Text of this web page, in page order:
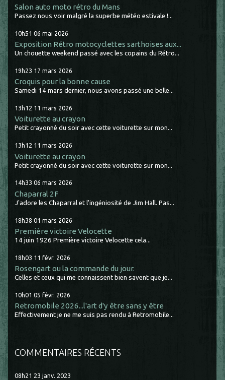
Salon auto moto rétro du Mans
Passez nous voir malgré la superbe météo estivale !...
10h51 06 mai 2026
Exposition Rétro motocyclettes sarthoises aux...
Un chouette weekend passé avec les copains du Rétro...
19h23 17 mars 2026
Croquis pour la bonne cause
Samedi 14 mars dernier, nous avons passé une belle...
13h12 11 mars 2026
Voiturette au crayon
Petit crayonné du soir avec cette voiturette sur mon...
13h12 11 mars 2026
Voiturette au crayon
Petit crayonné du soir avec cette voiturette sur mon...
14h33 06 mars 2026
Chaparral 2F
J'adore les Chaparral et l'ingéniosité de Jim Hall. Pas...
18h38 01 mars 2026
Première victoire Velocette
14 juin 1926 Première victoire Velocette cela...
18h03 11 févr. 2026
Rosengart ou la commande du jour.
Celles et ceux qui me connaissent bien savent que je...
10h01 05 févr. 2026
Retromobile 2026...l'art d'y être sans y être
Effectivement je ne me suis pas rendu à Retromobile...
COMMENTAIRES RÉCENTS
08h21 23 janv. 2023